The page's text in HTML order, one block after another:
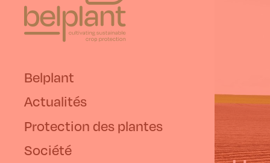
Belplant
Actualités
Protection des plantes
Société